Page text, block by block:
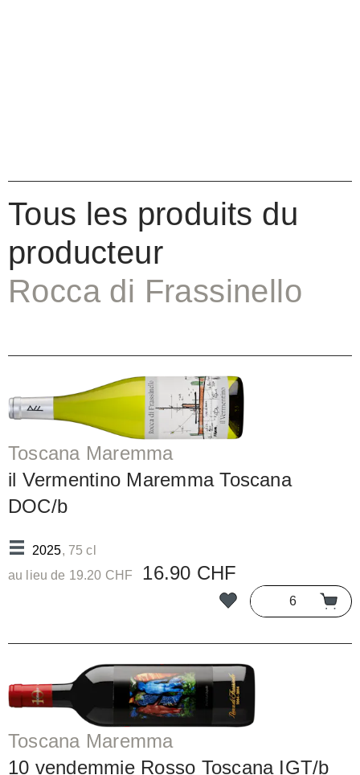
Tous les produits du
producteur
Rocca di Frassinello
Toscana Maremma
il Vermentino Maremma Toscana
DOC/b
2025, 75 cl
au lieu de 19.20 CHF
16.90 CHF
Toscana Maremma
10 vendemmie Rosso Toscana IGT/b